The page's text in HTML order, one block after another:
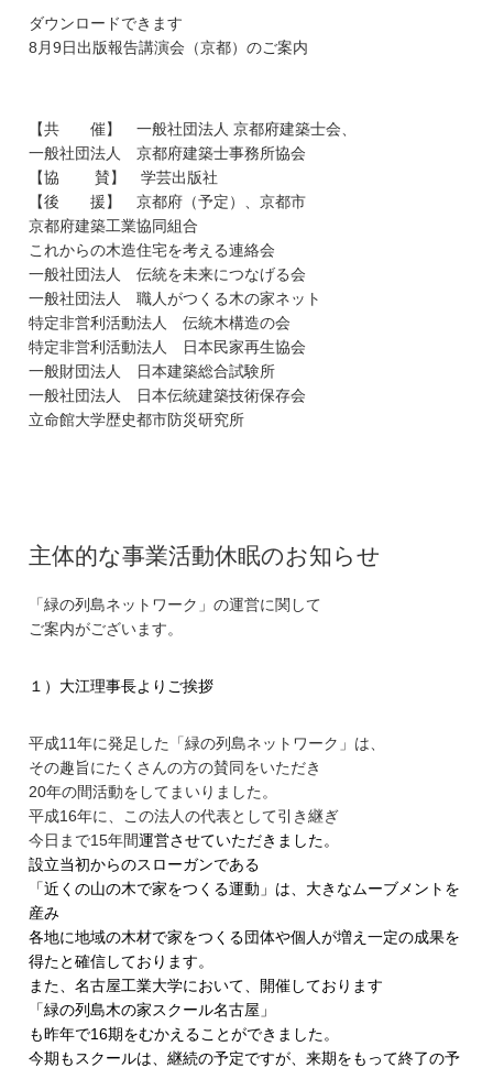
ダウンロードできます
8月9日出版報告講演会（京都）のご案内
【共 催】 一般社団法人 京都府建築士会、
一般社団法人 京都府建築士事務所協会
【協 賛】 学芸出版社
【後 援】 京都府（予定）、京都市
京都府建築工業協同組合
これからの木造住宅を考える連絡会
一般社団法人 伝統を未来につなげる会
一般社団法人 職人がつくる木の家ネット
特定非営利活動法人 伝統木構造の会
特定非営利活動法人 日本民家再生協会
一般財団法人 日本建築総合試験所
一般社団法人 日本伝統建築技術保存会
立命館大学歴史都市防災研究所
主体的な事業活動休眠のお知らせ
「緑の列島ネットワーク」の運営に関して
ご案内がございます。
１）大江理事長よりご挨拶
平成11年に発足した「緑の列島ネットワーク」は、
その趣旨にたくさんの方の賛同をいただき
20年の間活動をしてまいりました。
平成16年に、この法人の代表として引き継ぎ
今日まで15年間運営させていただきました。
設立当初からのスローガンである
「近くの山の木で家をつくる運動」は、 大きなムーブメントを
産み
各地に地域の木材で家をつくる団体や個人が増え一定の成果を
得たと確信しております。
また、名古屋工業大学において、開催しております
「緑の列島木の家スクール名古屋」
も昨年で16期をむかえることができました。
今期もスクールは、継続の予定ですが、来期をもって終了の予